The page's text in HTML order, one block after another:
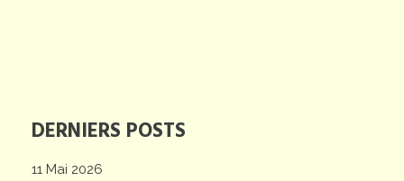
DERNIERS POSTS
11 Mai 2026